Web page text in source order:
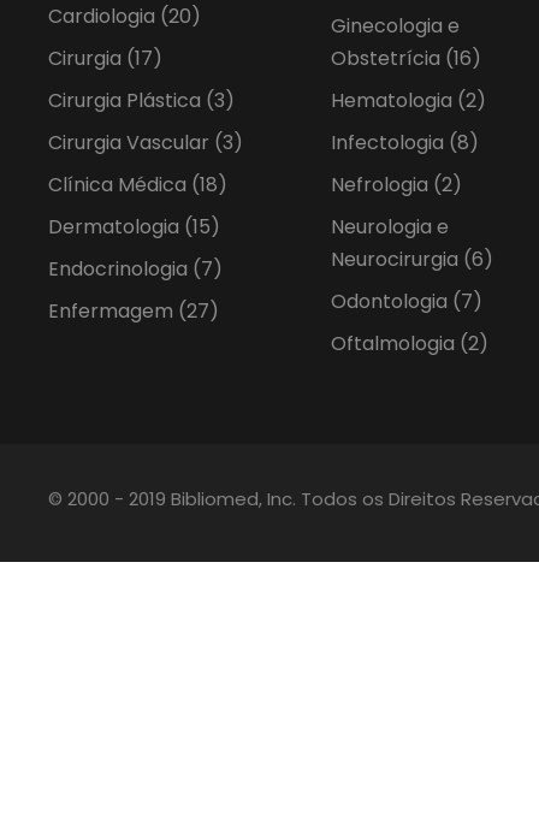
Cardiologia (20)
Cirurgia (17)
Cirurgia Plástica (3)
Cirurgia Vascular (3)
Clínica Médica (18)
Dermatologia (15)
Endocrinologia (7)
Enfermagem (27)
Ginecologia e
Obstetrícia (16)
Hematologia (2)
Infectologia (8)
Nefrologia (2)
Neurologia e
Neurocirurgia (6)
Odontologia (7)
Oftalmologia (2)
© 2000 - 2019 Bibliomed, Inc. Todos os Direitos